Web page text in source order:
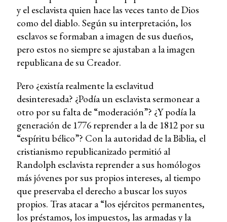
y el esclavista quien hace las veces tanto de Dios
como del diablo. Según su interpretación, los
esclavos se formaban a imagen de sus dueños,
pero estos no siempre se ajustaban a la imagen
republicana de su Creador.
Pero ¿existía realmente la esclavitud
desinteresada? ¿Podía un esclavista sermonear a
otro por su falta de “moderación”? ¿Y podía la
generación de 1776 reprender a la de 1812 por su
“espíritu bélico”? Con la autoridad de la Biblia, el
cristianismo republicanizado permitió al
Randolph esclavista reprender a sus homólogos
más jóvenes por sus propios intereses, al tiempo
que preservaba el derecho a buscar los suyos
propios. Tras atacar a “los ejércitos permanentes,
los préstamos, los impuestos, las armadas y la